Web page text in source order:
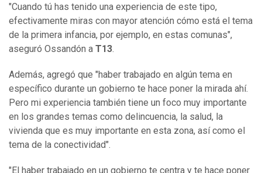
"Cuando tú has tenido una experiencia de este tipo,
efectivamente miras con mayor atención cómo está el tema
de la primera infancia, por ejemplo, en estas comunas",
aseguró Ossandón a T13.
Además, agregó que "haber trabajado en algún tema en
específico durante un gobierno te hace poner la mirada ahí.
Pero mi experiencia también tiene un foco muy importante
en los grandes temas como delincuencia, la salud, la
vivienda que es muy importante en esta zona, así como el
tema de la conectividad".
"El haber trabajado en un gobierno te centra y te hace poner